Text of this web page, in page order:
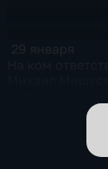
вице-премьеров